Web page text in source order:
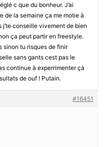
c que du bonheur. J’ai
de la semaine ça me motie à
j’te conseille vivement de bien
ça peut partir en freestyle.
sinon tu risques de finir
sans gants cest pas le
continue à experrimenter çà
de ouf ! Putain.
#16451